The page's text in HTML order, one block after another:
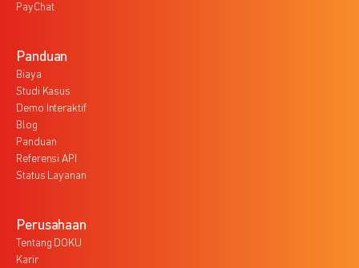
PayChat
Panduan
Biaya
Studi Kasus
Demo Interaktif
Blog
Panduan
Referensi API
Status Layanan
Perusahaan
Tentang DOKU
Karir